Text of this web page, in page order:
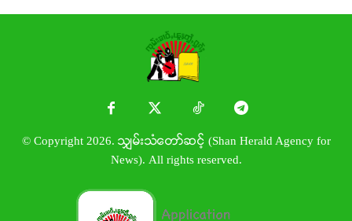
© Copyright 2026. သျှမ်းသံတော်ဆင့် (Shan Herald Agency for
News). All rights reserved.